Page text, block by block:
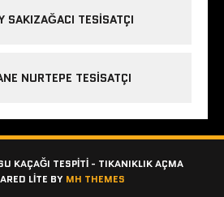
SAKIZAĞACI TESISATÇI
NURTEPE TESISATÇI
KAÇAĞI TESPITI - TIKANIKLIK AÇMA
LITE BY MH THEMES